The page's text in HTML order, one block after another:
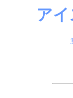
ア